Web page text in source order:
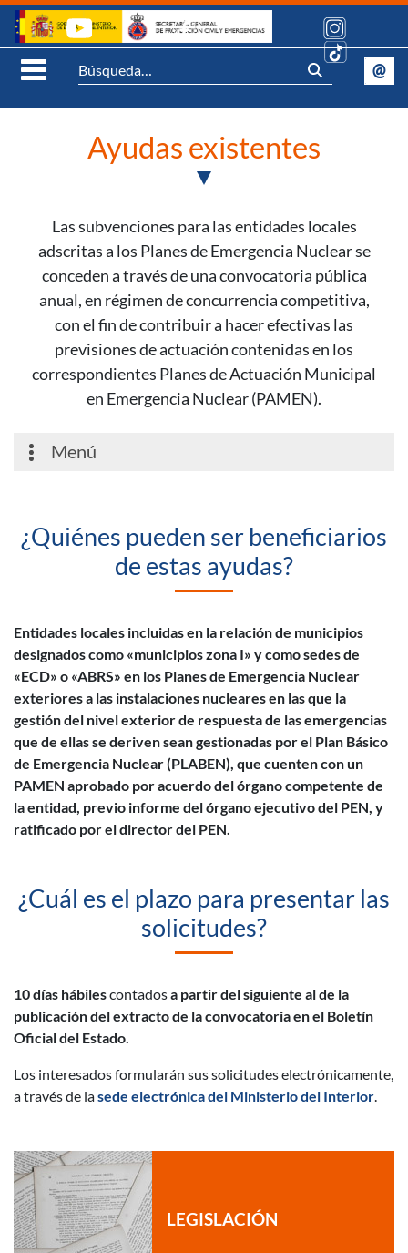
Saltar al contenido
Abrir Menú móvil
Síguenos:
@
Ayudas existentes
Las subvenciones para las entidades locales
adscritas a los Planes de Emergencia Nuclear se
conceden a través de una convocatoria pública
anual, en régimen de concurrencia competitiva,
con el fin de contribuir a hacer efectivas las
previsiones de actuación contenidas en los
correspondientes Planes de Actuación Municipal
en Emergencia Nuclear (PAMEN).
Menú
¿Quiénes pueden ser beneficiarios
de estas ayudas?
Entidades locales incluidas en la relación de municipios
designados como «municipios zona I» y como sedes de
«ECD» o «ABRS» en los Planes de Emergencia Nuclear
exteriores a las instalaciones nucleares en las que la
gestión del nivel exterior de respuesta de las emergencias
que de ellas se deriven sean gestionadas por el Plan Básico
de Emergencia Nuclear (PLABEN), que cuenten con un
PAMEN aprobado por acuerdo del órgano competente de
la entidad, previo informe del órgano ejecutivo del PEN, y
ratificado por el director del PEN.
¿Cuál es el plazo para presentar las
solicitudes?
10 días hábilescontadosa partir del siguiente al de la
publicación del extracto de la convocatoria en el Boletín
Oficial del Estado.
Los interesados formularán sus solicitudes electrónicamente,
a través de lasede electrónica del Ministerio del Interior
LEGISLACIÓN